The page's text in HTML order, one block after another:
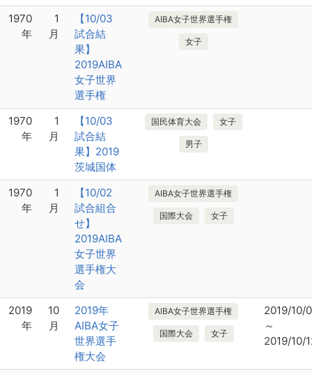
1970
年
1
月
【10/03
試合結
果】
2019AIBA
女子世界
選手権
AIBA女子世界選手権
女子
1970
年
1
月
【10/03
試合結
果】2019
茨城国体
国民体育大会 女子
男子
1970
年
1
月
【10/02
試合組合
せ】
2019AIBA
女子世界
選手権大
会
AIBA女子世界選手権
国際大会 女子
2019
年
10
月
2019年
AIBA女子
世界選手
権大会
AIBA女子世界選手権
国際大会 女子
2019/10/
～
2019/10/